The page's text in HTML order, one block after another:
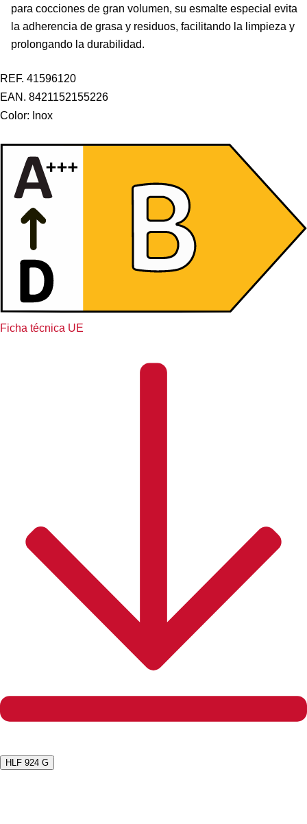
para cocciones de gran volumen, su esmalte especial evita
la adherencia de grasa y residuos, facilitando la limpieza y
prolongando la durabilidad.
REF. 41596120
EAN. 8421152155226
Color: Inox
Ficha técnica UE
HLF 924 G